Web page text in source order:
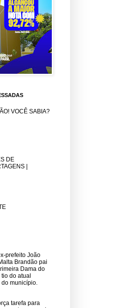
VOCÊ SABIA?
DE
|
prefeito João
Brandão pai
Dama do
tio do atual
do município.
tarefa para